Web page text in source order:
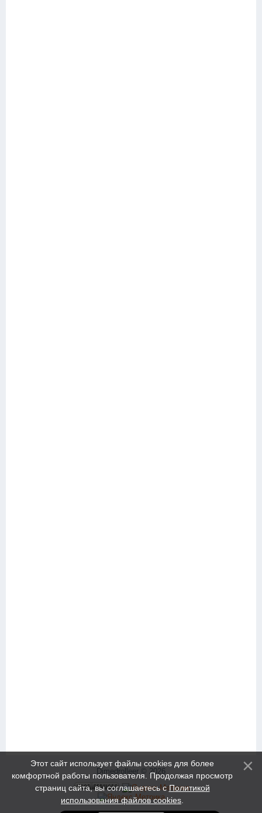
Dimedrolleer © 2026
Этот сайт использует файлы cookies для более
комфортной работы пользователя. Продолжая просмотр
страниц сайта, вы соглашаетесь сПолитикой
использования файлов cookies